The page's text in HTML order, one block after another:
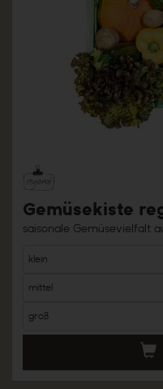
Gemüsekiste
saisonale Gemüsevielfalt
klein
mittel
groß